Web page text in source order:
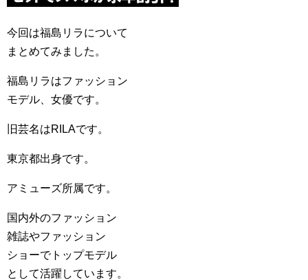
今回は福島リラについて
まとめてみました。
福島リラはファッション
モデル、女優です。
旧芸名はRILAです。
東京都出身です。
アミューズ所属です。
国内外のファッション
雑誌やファッション
ショーでトップモデル
として活躍しています。